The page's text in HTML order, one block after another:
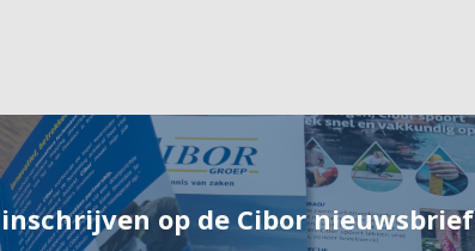
op de Cibor nieuwsbrief